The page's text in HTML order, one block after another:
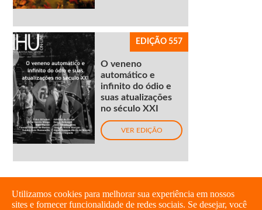
EDIÇÃO 557
O veneno
automático e
infinito do ódio e
suas atualizações
no século XXI
VER EDIÇÃO
Utilizamos cookies para melhorar sua experiência em nossos
sites e fornecer funcionalidade de redes sociais. Se desejar, você